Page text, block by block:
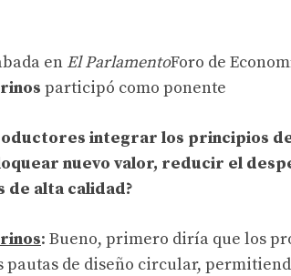
en El ParlamentoForo de
participó como ponente
integrar los principios
nuevo valor, reducir el
alta calidad?
: Bueno, primero diría que los
pautas de diseño circular,